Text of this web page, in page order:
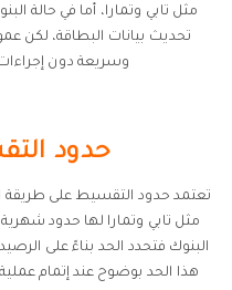
مثل تابي وتمارا، أما في حالة
تحديث بيانات البطاقة، لكن
وسريعة دون
حدود
تعتمد حدود التقسيط على طريقة
مثل تابي وتمارا لها حدود
البنوك فتحدد الحد بناءً على
هذا الحد بوضوح عند إتمام